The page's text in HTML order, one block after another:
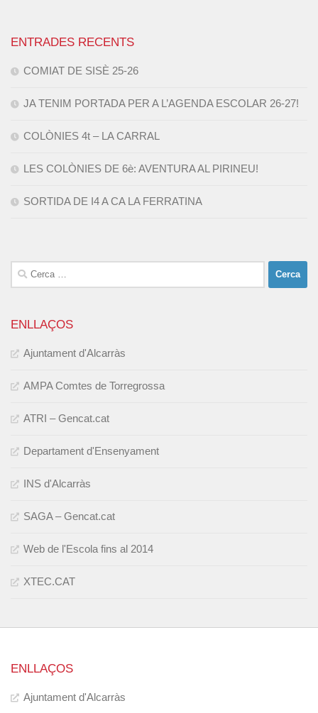
ENTRADES RECENTS
COMIAT DE SISÈ 25-26
JA TENIM PORTADA PER A L’AGENDA ESCOLAR 26-27!
COLÒNIES 4t – LA CARRAL
LES COLÒNIES DE 6è: AVENTURA AL PIRINEU!
SORTIDA DE I4 A CA LA FERRATINA
Cerca:
ENLLAÇOS
Ajuntament d'Alcarràs
AMPA Comtes de Torregrossa
ATRI – Gencat.cat
Departament d'Ensenyament
INS d'Alcarràs
SAGA – Gencat.cat
Web de l'Escola fins al 2014
XTEC.CAT
ENLLAÇOS
Ajuntament d'Alcarràs